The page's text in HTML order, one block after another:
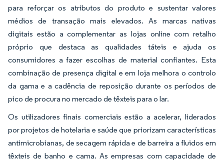
para reforçar os atributos do produto e sustentar valores
médios de transação mais elevados. As marcas nativas
digitais estão a complementar as lojas online com retalho
próprio que destaca as qualidades táteis e ajuda os
consumidores a fazer escolhas de material confiantes. Esta
combinação de presença digital e em loja melhora o controlo
da gama e a cadência de reposição durante os períodos de
pico de procura no mercado de têxteis para o lar.
Os utilizadores finais comerciais estão a acelerar, liderados
por projetos de hotelaria e saúde que priorizam características
antimicrobianas, de secagem rápida e de barreira a fluidos em
têxteis de banho e cama. As empresas com capacidade de